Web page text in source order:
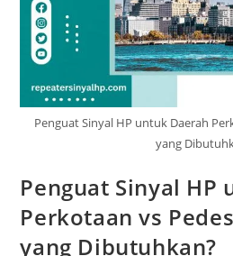
Penguat Sinyal HP untuk Daerah
yang
Penguat Sinyal HP
Perkotaan vs
yang Dibutuhkan?